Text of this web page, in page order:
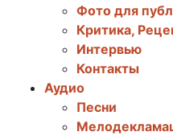
Фото для
Критика,
Интервью
Контакты
Аудио
Песни